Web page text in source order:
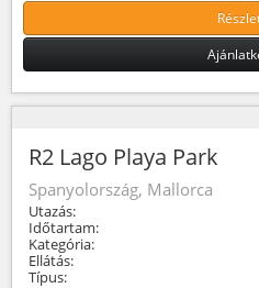
R2 Lago Playa Park
Spanyolország, Mallorca
Utazás:
Időtartam:
Kategória:
Ellátás:
Típus: